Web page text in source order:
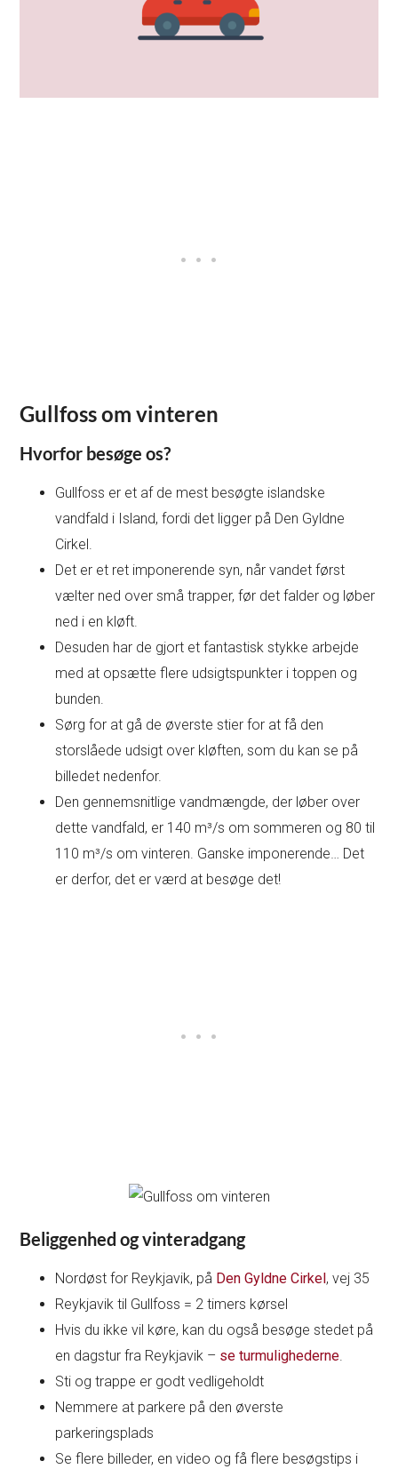
Gullfoss om vinteren
Hvorfor besøge os?
Gullfoss er et af de mest besøgte islandske
vandfald i Island, fordi det ligger på Den Gyldne
Cirkel.
Det er et ret imponerende syn, når vandet først
vælter ned over små trapper, før det falder og løber
ned i en kløft.
Desuden har de gjort et fantastisk stykke arbejde
med at opsætte flere udsigtspunkter i toppen og
bunden.
Sørg for at gå de øverste stier for at få den
storslåede udsigt over kløften, som du kan se på
billedet nedenfor.
Den gennemsnitlige vandmængde, der løber over
dette vandfald, er 140 m³/s om sommeren og 80 til
110 m³/s om vinteren. Ganske imponerende… Det
er derfor, det er værd at besøge det!
Beliggenhed og vinteradgang
Nordøst for Reykjavik, på Den Gyldne Cirkel, vej 35
Reykjavik til Gullfoss = 2 timers kørsel
Hvis du ikke vil køre, kan du også besøge stedet på
en dagstur fra Reykjavik – se turmulighederne.
Sti og trappe er godt vedligeholdt
Nemmere at parkere på den øverste
parkeringsplads
Se flere billeder, en video og få flere besøgstips i